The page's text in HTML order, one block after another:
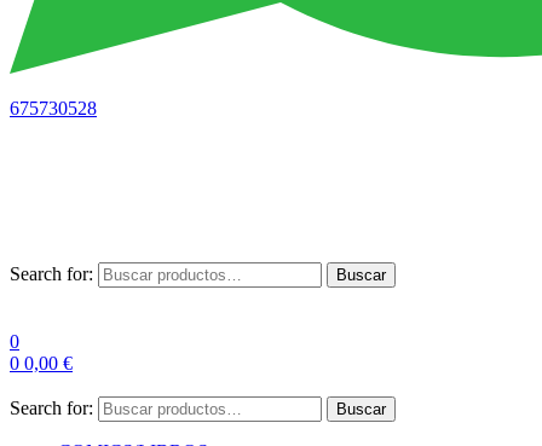
675730528
Search for: Buscar
0
0 0,00 €
Search for: Buscar